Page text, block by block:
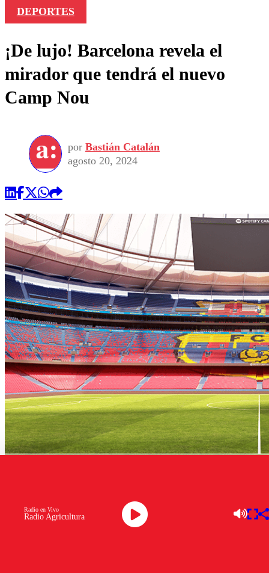
DEPORTES
¡De lujo! Barcelona revela el
mirador que tendrá el nuevo
Camp Nou
por Bastián Catalán
agosto 20, 2024
FC Barcelonareveló unas imágenes de
Radio Agricultura
Radio en Vivo